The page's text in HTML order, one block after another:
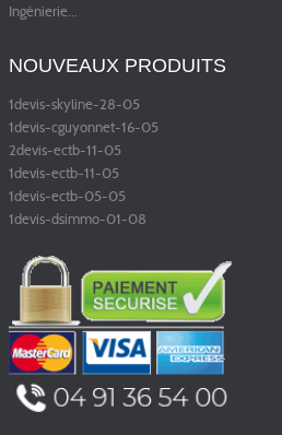
Ingénierie...
NOUVEAUX PRODUITS
1devis-skyline-28-05
1devis-cguyonnet-16-05
2devis-ectb-11-05
1devis-ectb-11-05
1devis-ectb-05-05
1devis-dsimmo-01-08